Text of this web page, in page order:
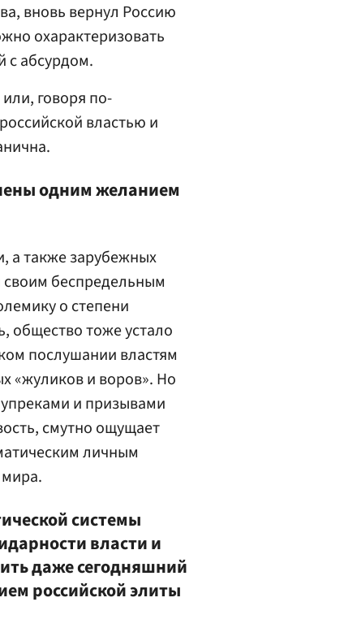
вновь вернул Россию
охарактеризовать
с абсурдом.
говоря по-
властью и
одним желанием
а также зарубежных
беспредельным
о степени
общество тоже устало
послушании властям
«жуликов и воров». Но
и призывами
смутно ощущает
личным
системы
власти и
даже сегодняшний
российской элиты